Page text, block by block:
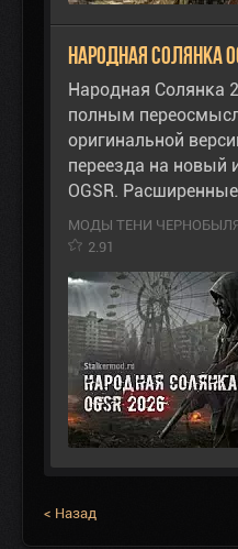
Народная Солянка
Народная Солянка
полным
оригинальной
переезда на новый
OGSR.
МОДЫ ТЕНИ
2.91
< Назад